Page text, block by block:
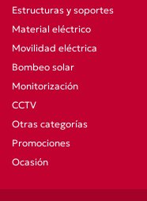
Estructuras y soportes
Material eléctrico
Movilidad eléctrica
Bombeo solar
Monitorización
CCTV
Otras categorías
Promociones
Ocasión